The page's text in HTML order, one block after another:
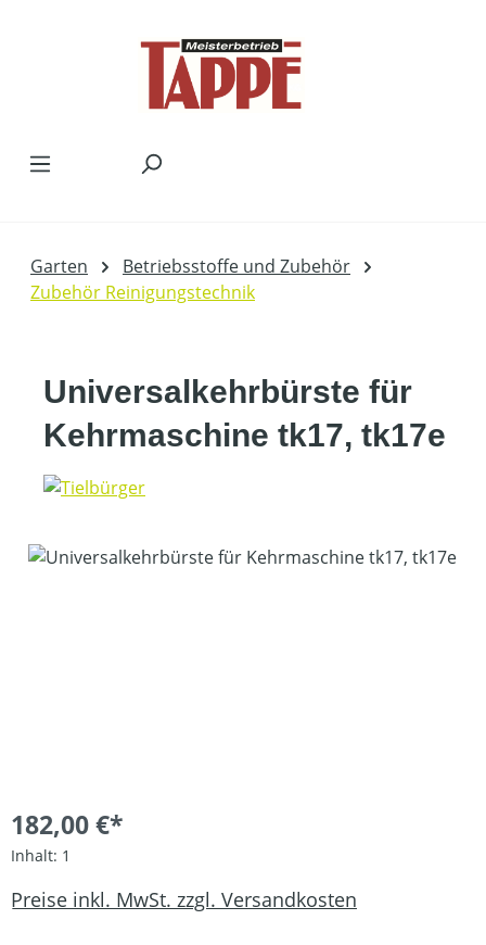
Garten
Betriebsstoffe und Zubehör
Zubehör Reinigungstechnik
Universalkehrbürste für
Kehrmaschine tk17, tk17e
Bildergalerie überspringen
182,00 €*
Inhalt: 1
Preise inkl. MwSt. zzgl. Versandkosten